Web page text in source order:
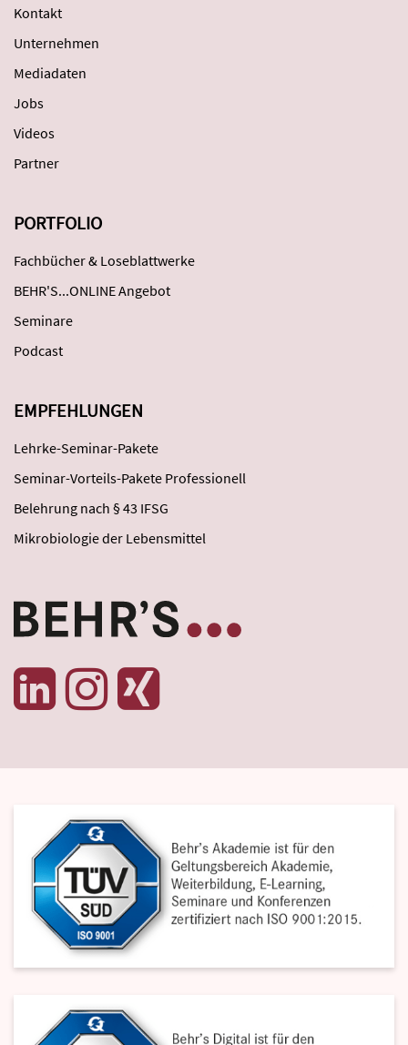
Kontakt
Unternehmen
Mediadaten
Jobs
Videos
Partner
PORTFOLIO
Fachbücher & Loseblattwerke
BEHR'S...ONLINE Angebot
Seminare
Podcast
EMPFEHLUNGEN
Lehrke-Seminar-Pakete
Seminar-Vorteils-Pakete Professionell
Belehrung nach § 43 IFSG
Mikrobiologie der Lebensmittel